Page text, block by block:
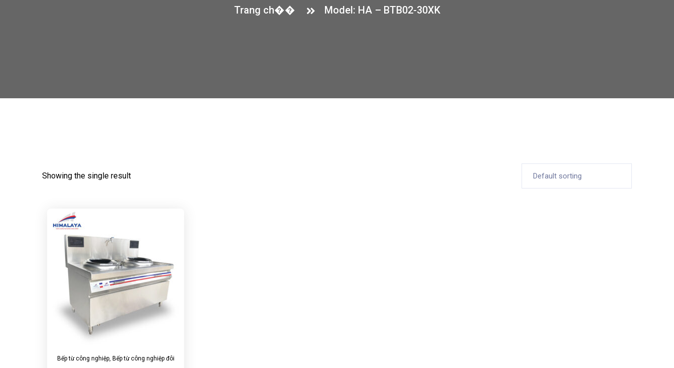
Trang ch�� Model: HA – BTB02-30XK
Showing the single result
Bếp từ công nghiệp, Bếp từ công nghiệp đôi